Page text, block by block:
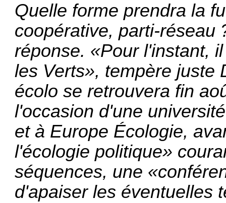
Quelle forme prendra la
coopérative, parti-réseau
réponse. «Pour l'instant,
les Verts», tempère juste
écolo se retrouvera fin
l'occasion d'une
et à Europe Écologie,
l'écologie politique»
séquences, une
d'apaiser les éventuelles